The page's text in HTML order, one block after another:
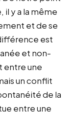
il y a la même
et de se
est
et non-
entre une
un conflit
de la
entre une